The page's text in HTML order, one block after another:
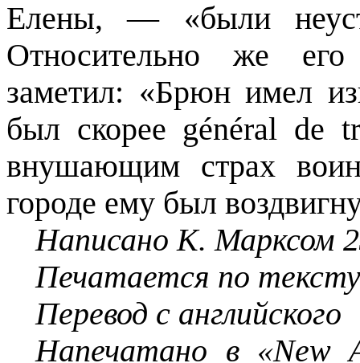
Елены, — «были
Относительно же
заметил: «Брюн имел
был скорее général de
внушающим страх
городе ему был
Написано К. Марксом
Печатается по
Перевод с английского
Напечатано в«New